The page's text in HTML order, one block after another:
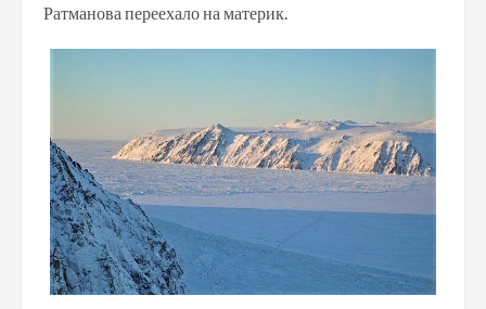
Ратманова переехало на материк.